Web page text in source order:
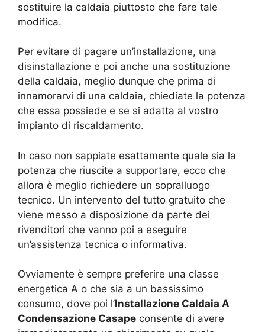
sostituire la caldaia piuttosto che fare tale
modifica.
Per evitare di pagare un’installazione, una
disinstallazione e poi anche una sostituzione
della caldaia, meglio dunque che prima di
innamorarvi di una caldaia, chiediate la potenza
che essa possiede e se si adatta al vostro
impianto di riscaldamento.
In caso non sappiate esattamente quale sia la
potenza che riuscite a supportare, ecco che
allora è meglio richiedere un sopralluogo
tecnico. Un intervento del tutto gratuito che
viene messo a disposizione da parte dei
rivenditori che vanno poi a eseguire
un’assistenza tecnica o informativa.
Ovviamente è sempre preferire una classe
energetica A o che sia a un bassissimo
consumo, dove poi l’Installazione Caldaia A
Condensazione Casape consente di avere